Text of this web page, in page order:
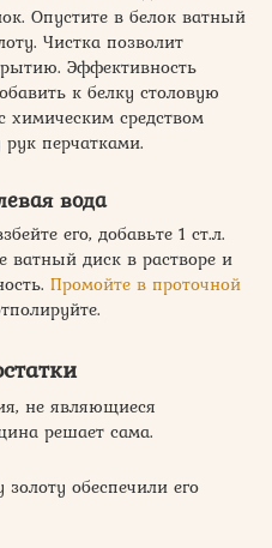
Опустите в белок ватный
Чистка позволит
Эффективность
к белку столовую
средством
перчатками.
вода
его, добавьте 1 ст.л.
ватный диск в растворе и
Промойте в проточной
не являющиеся
решает сама.
обеспечили его